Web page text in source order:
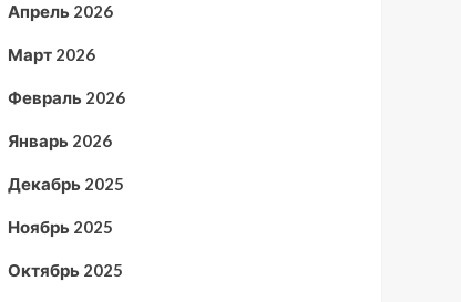
Апрель 2026
Март 2026
Февраль 2026
Январь 2026
Декабрь 2025
Ноябрь 2025
Октябрь 2025